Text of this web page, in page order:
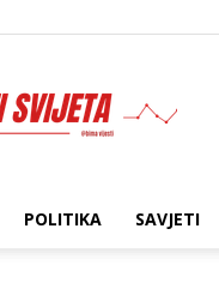
POLITIKA SAVJETI